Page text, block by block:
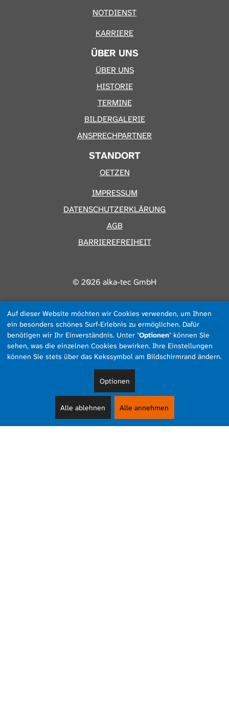
NOTDIENST
KARRIERE
ÜBER UNS
ÜBER UNS
HISTORIE
TERMINE
BILDERGALERIE
ANSPRECHPARTNER
STANDORT
OETZEN
IMPRESSUM
DATENSCHUTZERKLÄRUNG
AGB
BARRIEREFREIHEIT
© 2026 alka-tec GmbH
Auf dieser Website möchten wir Cookies verwenden, um Ihnen
ein besonders schönes Surf-Erlebnis zu ermöglichen. Dafür
benötigen wir Ihr Einverständnis. Unter "Optionen" können Sie
sehen, was die einzelnen Cookies bewirken. Ihre Einstellungen
können Sie stets über das Kekssymbol am Bildschirmrand ändern.
Optionen
Alle ablehnen Alle annehmen